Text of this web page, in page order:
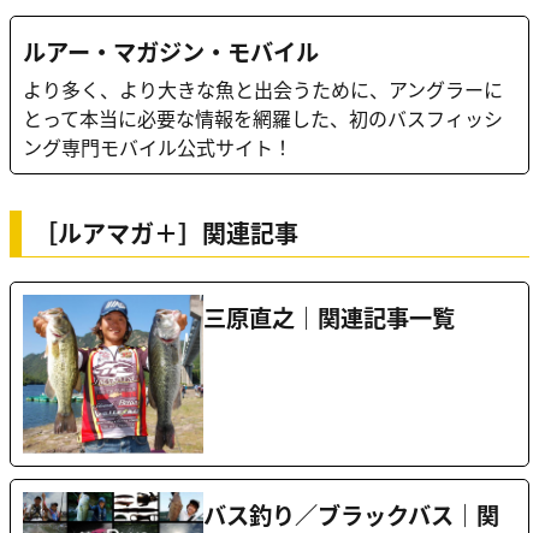
ルアー・マガジン・モバイル
より多く、より大きな魚と出会うために、アングラーに
とって本当に必要な情報を網羅した、初のバスフィッシ
ング専門モバイル公式サイト！
［ルアマガ＋］関連記事
三原直之｜関連記事一覧
バス釣り／ブラックバス｜関